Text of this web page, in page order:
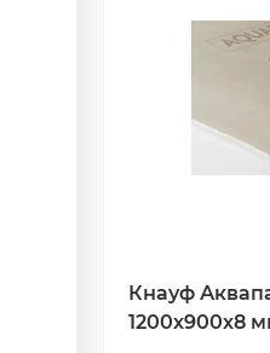
Кнауф
1200х900х8